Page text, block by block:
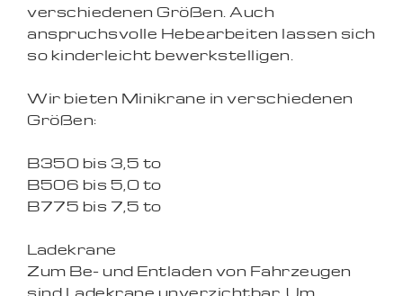
verschiedenen Größen. Auch
anspruchsvolle Hebearbeiten lassen sich
so kinderleicht bewerkstelligen.
Wir bieten Minikrane in verschiedenen
Größen:
B350 bis 3,5 to
B506 bis 5,0 to
B775 bis 7,5 to
Ladekrane
Zum Be- und Entladen von Fahrzeugen
sind Ladekrane unverzichtbar. Um